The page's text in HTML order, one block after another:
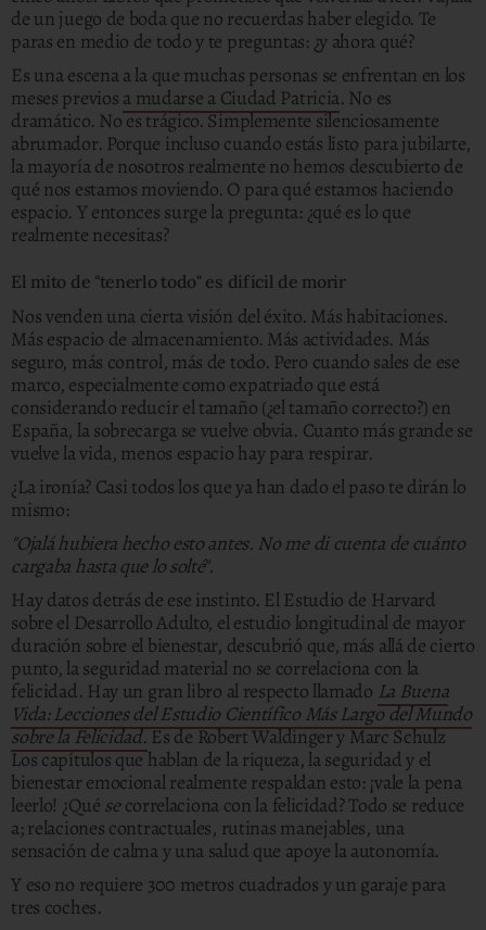
de un juego de boda que no recuerdas haber elegido. Te
paras en medio de todo y te preguntas: ¿y ahora qué?
Es una escena a la que muchas personas se enfrentan en los
meses previos a mudarse a Ciudad Patricia. No es
dramático. No es trágico. Simplemente silenciosamente
abrumador. Porque incluso cuando estás listo para jubilarte,
la mayoría de nosotros realmente no hemos descubierto de
qué nos estamos moviendo. O para qué estamos haciendo
espacio. Y entonces surge la pregunta: ¿qué es lo que
realmente necesitas?
El mito de "tenerlo todo" es difícil de morir
Nos venden una cierta visión del éxito. Más habitaciones.
Más espacio de almacenamiento. Más actividades. Más
seguro, más control, más de todo. Pero cuando sales de ese
marco, especialmente como expatriado que está
considerando reducir el tamaño (¿el tamaño correcto?) en
España, la sobrecarga se vuelve obvia. Cuanto más grande se
vuelve la vida, menos espacio hay para respirar.
¿La ironía? Casi todos los que ya han dado el paso te dirán lo
mismo:
"Ojalá hubiera hecho esto antes. No me di cuenta de cuánto
cargaba hasta que lo solté".
Hay datos detrás de ese instinto. El Estudio de Harvard
sobre el Desarrollo Adulto, el estudio longitudinal de mayor
duración sobre el bienestar, descubrió que, más allá de cierto
punto, la seguridad material no se correlaciona con la
felicidad. Hay un gran libro al respecto llamado La Buena
Vida: Lecciones del Estudio Científico Más Largo del Mundo
sobre la Felicidad.Es de Robert Waldinger y Marc Schulz
Los capítulos que hablan de la riqueza, la seguridad y el
bienestar emocional realmente respaldan esto: ¡vale la pena
leerlo! ¿Qué secorrelaciona con la felicidad? Todo se reduce
a; relaciones contractuales, rutinas manejables, una
sensación de calma y una salud que apoye la autonomía.
Y eso no requiere 300 metros cuadrados y un garaje para
tres coches.